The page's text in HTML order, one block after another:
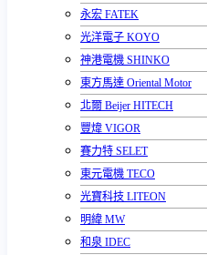
永宏 FATEK
光洋電子 KOYO
神港電機 SHINKO
東方馬達 Oriental Motor
北爾 Beijer HITECH
豐煒 VIGOR
賽力特 SELET
東元電機 TECO
光寶科技 LITEON
明緯 MW
和泉 IDEC